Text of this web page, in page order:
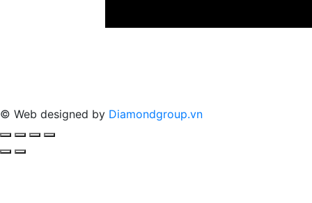
© Web designed by Diamondgroup.vn